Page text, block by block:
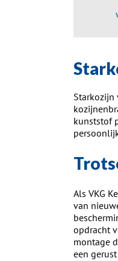
Starkozijn
kunststof
Als VKG
van
opdracht
montage
een